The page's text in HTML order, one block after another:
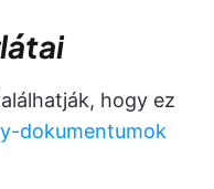
hogy ez
dokumentumok